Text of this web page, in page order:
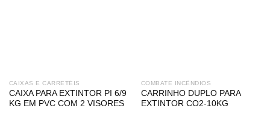
CAIXAS E CARRETÉIS
CAIXA PARA EXTINTOR PI 6/9
KG EM PVC COM 2 VISORES
COMBATE INCÊNDIOS
CARRINHO DUPLO PARA
EXTINTOR CO2-10KG